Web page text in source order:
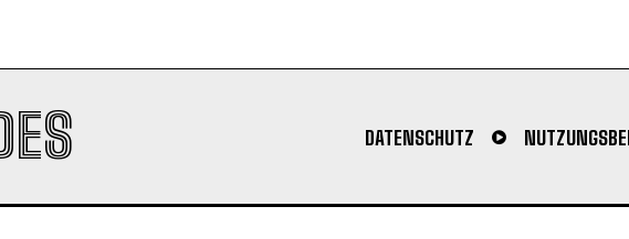
DATENSCHUTZ